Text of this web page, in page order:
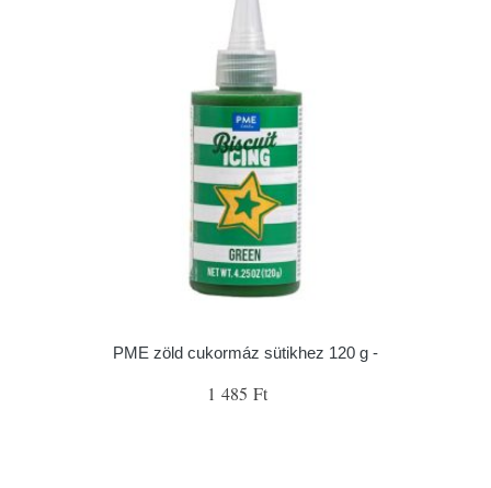
PME zöld cukormáz sütikhez 120 g -
1 485 Ft